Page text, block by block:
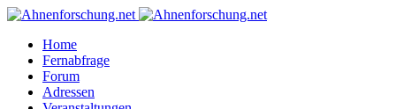
Home
Fernabfrage
Forum
Adressen